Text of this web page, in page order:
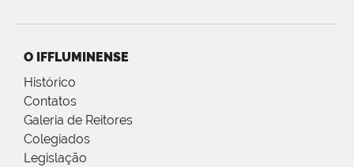
O IFFLUMINENSE
Histórico
Contatos
Galeria de Reitores
Colegiados
Legislação